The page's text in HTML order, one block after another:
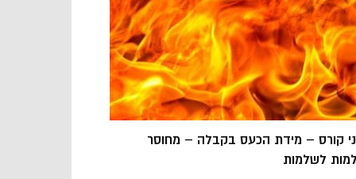
קורס – מידת הכעס בקבלה – מחוסר
לשלמות